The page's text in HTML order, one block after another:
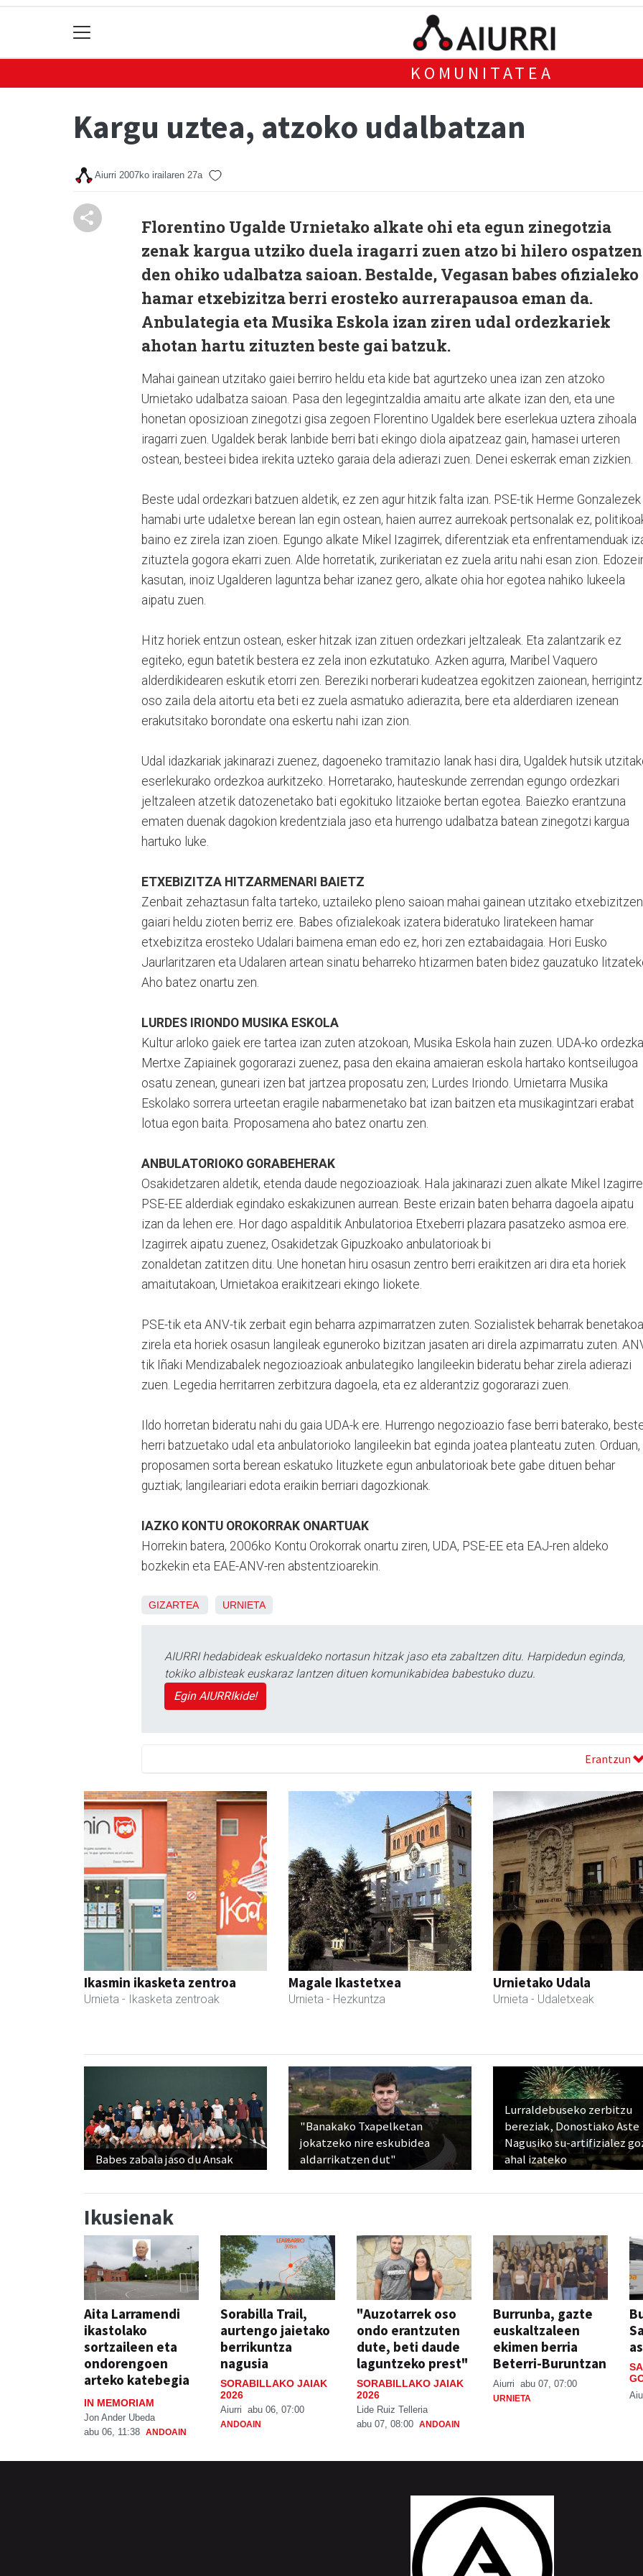
KOMUNITATEA
Kargu uztea, atzoko udalbatzan
Aiurri 2007ko irailaren 27a
Florentino Ugalde Urnietako alkate ohi eta egun zinegotzia
zenak kargua utziko duela iragarri zuen atzo bi hilero ospatzen
den ohiko udalbatza saioan. Bestalde, Vegasan babes ofizialeko
hamar etxebizitza berri erosteko aurrerapausoa eman da.
Anbulategia eta Musika Eskola izan ziren udal ordezkariek
ahotan hartu zituzten beste gai batzuk.
Mahai gainean utzitako gaiei berriro heldu eta kide bat agurtzeko unea izan zen atzoko
Urnietako udalbatza saioan. Pasa den legegintzaldia amaitu arte alkate izan den, eta une
honetan oposizioan zinegotzi gisa zegoen Florentino Ugaldek bere eserlekua uztera zihoala
iragarri zuen. Ugaldek berak lanbide berri bati ekingo diola aipatzeaz gain, hamasei urteren
ostean, besteei bidea irekita uzteko garaia dela adierazi zuen. Denei eskerrak eman zizkien.
Beste udal ordezkari batzuen aldetik, ez zen agur hitzik falta izan. PSE-tik Herme Gonzalezek
hamabi urte udaletxe berean lan egin ostean, haien aurrez aurrekoak pertsonalak ez,
baino ez zirela izan zioen. Egungo alkate Mikel Izagirrek, diferentziak eta enfrentamenduak
zituztela gogora ekarri zuen. Alde horretatik, zurikeriatan ez zuela aritu nahi esan zion.
kasutan, inoiz Ugalderen laguntza behar izanez gero, alkate ohia hor egotea nahiko lukeela
aipatu zuen.
Hitz horiek entzun ostean, esker hitzak izan zituen ordezkari jeltzaleak. Eta zalantzarik ez
egiteko, egun batetik bestera ez zela inon ezkutatuko. Azken agurra, Maribel Vaquero
alderdikidearen eskutik etorri zen. Bereziki norberari kudeatzea egokitzen zaionean,
oso zaila dela aitortu eta beti ez zuela asmatuko adierazita, bere eta alderdiaren izenean
erakutsitako borondate ona eskertu nahi izan zion.
Udal idazkariak jakinarazi zuenez, dagoeneko tramitazio lanak hasi dira, Ugaldek hutsik
eserlekurako ordezkoa aurkitzeko. Horretarako, hauteskunde zerrendan egungo ordezkari
jeltzaleen atzetik datozenetako bati egokituko litzaioke bertan egotea. Baiezko erantzuna
ematen duenak dagokion kredentziala jaso eta hurrengo udalbatza batean zinegotzi kargua
hartuko luke.
ETXEBIZITZA HITZARMENARI BAIETZ
Zenbait zehaztasun falta tarteko, uztaileko pleno saioan mahai gainean utzitako etxebizitzen
gaiari heldu zioten berriz ere. Babes ofizialekoak izatera bideratuko liratekeen hamar
etxebizitza erosteko Udalari baimena eman edo ez, hori zen eztabaidagaia. Hori Eusko
Jaurlaritzaren eta Udalaren artean sinatu beharreko htizarmen baten bidez gauzatuko
Aho batez onartu zen.
LURDES IRIONDO MUSIKA ESKOLA
Kultur arloko gaiek ere tartea izan zuten atzokoan, Musika Eskola hain zuzen. UDA-ko
Mertxe Zapiainek gogorarazi zuenez, pasa den ekaina amaieran eskola hartako kontseilugoa
osatu zenean, guneari izen bat jartzea proposatu zen; Lurdes Iriondo. Urnietarra Musika
Eskolako sorrera urteetan eragile nabarmenetako bat izan baitzen eta musikagintzari erabat
lotua egon baita. Proposamena aho batez onartu zen.
ANBULATORIOKO GORABEHERAK
Osakidetzaren aldetik, etenda daude negozioazioak. Hala jakinarazi zuen alkate Mikel
PSE-EE alderdiak egindako eskakizunen aurrean. Beste erizain baten beharra dagoela aipatu
izan da lehen ere. Hor dago aspalditik Anbulatorioa Etxeberri plazara pasatzeko asmoa ere.
Izagirrek aipatu zuenez, Osakidetzak Gipuzkoako anbulatorioak bi
zonaldetan zatitzen ditu. Une honetan hiru osasun zentro berri eraikitzen ari dira eta horiek
amaitutakoan, Urnietakoa eraikitzeari ekingo liokete.
PSE-tik eta ANV-tik zerbait egin beharra azpimarratzen zuten. Sozialistek beharrak
zirela eta horiek osasun langileak eguneroko bizitzan jasaten ari direla azpimarratu zuten.
tik Iñaki Mendizabalek negozioazioak anbulategiko langileekin bideratu behar zirela adierazi
zuen. Legedia herritarren zerbitzura dagoela, eta ez alderantziz gogorarazi zuen.
Ildo horretan bideratu nahi du gaia UDA-k ere. Hurrengo negozioazio fase berri baterako,
herri batzuetako udal eta anbulatorioko langileekin bat eginda joatea planteatu zuten. Orduan,
proposamen sorta berean eskatuko lituzkete egun anbulatorioak bete gabe dituen behar
guztiak; langileariari edota eraikin berriari dagozkionak.
IAZKO KONTU OROKORRAK ONARTUAK
Horrekin batera, 2006ko Kontu Orokorrak onartu ziren, UDA, PSE-EE eta EAJ-ren aldeko
bozkekin eta EAE-ANV-ren abstentzioarekin.
GIZARTEA URNIETA
AIURRI hedabideak eskualdeko nortasun hitzak jaso eta zabaltzen ditu. Harpidedun eginda,
tokiko albisteak euskaraz lantzen dituen komunikabidea babestuko duzu.
Egin AIURRIkide!
Erantzun
Ikasmin ikasketa zentroa
Urnieta - Ikasketa zentroak
Magale Ikastetxea
Urnieta - Hezkuntza
Urnietako Udala
Urnieta - Udaletxeak
Babes zabala jaso du Ansak
"Banakako Txapelketan
jokatzeko nire eskubidea
aldarrikatzen dut"
Lurraldebuseko zerbitzu
bereziak, Donostiako Aste
Nagusiko su-artifizialez
ahal izateko
Ikusienak
Aita Larramendi
ikastolako
sortzaileen eta
ondorengoen
arteko katebegia
IN MEMORIAM
Jon Ander Ubeda
abu 06, 11:38 ANDOAIN
Sorabilla Trail,
aurtengo jaietako
berrikuntza
nagusia
SORABILLAKO JAIAK
2026
Aiurri abu 06, 07:00
ANDOAIN
"Auzotarrek oso
ondo erantzuten
dute, beti daude
laguntzeko prest"
SORABILLAKO JAIAK
2026
Lide Ruiz Telleria
abu 07, 08:00 ANDOAIN
Burrunba, gazte
euskaltzaleen
ekimen berria
Beterri-Buruntzan
Aiurri abu 07, 07:00
URNIETA